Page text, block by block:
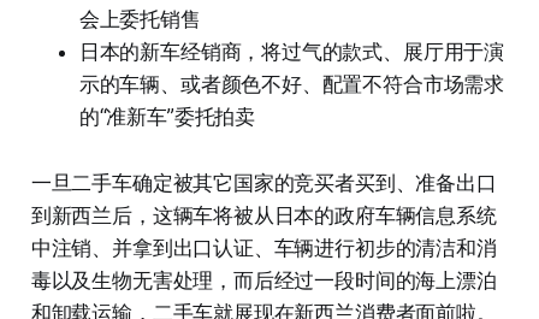
会上委托销售
日本的新车经销商，将过气的款式、展厅用于演
示的车辆、或者颜色不好、配置不符合市场需求
的“准新车”委托拍卖
一旦二手车确定被其它国家的竞买者买到、准备出口
到新西兰后，这辆车将被从日本的政府车辆信息系统
中注销、并拿到出口认证、车辆进行初步的清洁和消
毒以及生物无害处理，而后经过一段时间的海上漂泊
和卸载运输，二手车就展现在新西兰消费者面前啦。